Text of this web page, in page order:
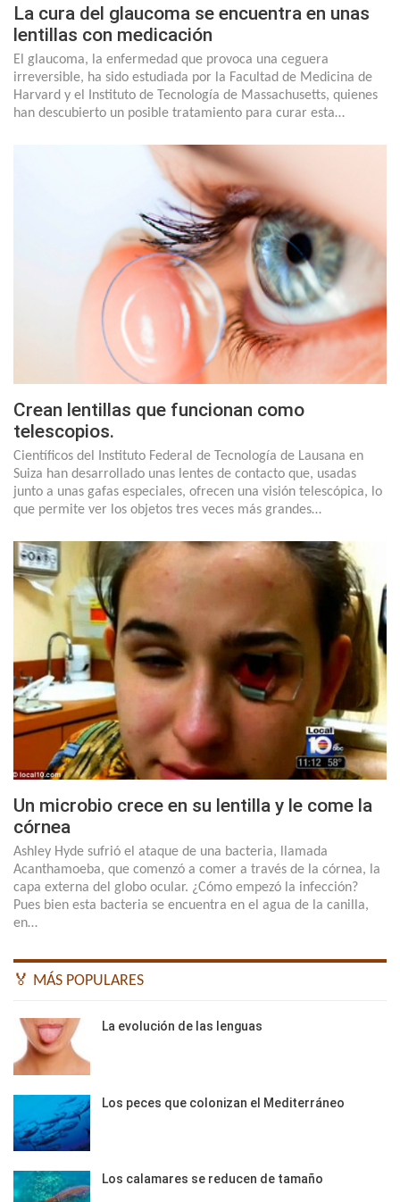
La cura del glaucoma se encuentra en unas
lentillas con medicación
El glaucoma, la enfermedad que provoca una ceguera
irreversible, ha sido estudiada por la Facultad de Medicina de
Harvard y el Instituto de Tecnología de Massachusetts, quienes
han descubierto un posible tratamiento para curar esta…
Crean lentillas que funcionan como
telescopios.
Científicos del Instituto Federal de Tecnología de Lausana en
Suiza han desarrollado unas lentes de contacto que, usadas
junto a unas gafas especiales, ofrecen una visión telescópica, lo
que permite ver los objetos tres veces más grandes…
Un microbio crece en su lentilla y le come la
córnea
Ashley Hyde sufrió el ataque de una bacteria, llamada
Acanthamoeba, que comenzó a comer a través de la córnea, la
capa externa del globo ocular. ¿Cómo empezó la infección?
Pues bien esta bacteria se encuentra en el agua de la canilla,
en…
🏅 MÁS POPULARES
La evolución de las lenguas
Los peces que colonizan el Mediterráneo
Los calamares se reducen de tamaño